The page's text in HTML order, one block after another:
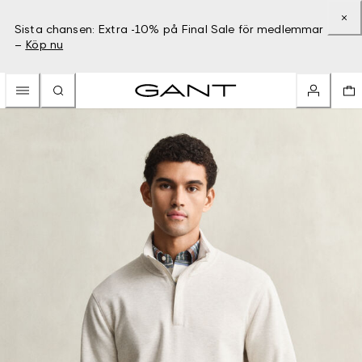
Sista chansen: Extra -10% på Final Sale för medlemmar
– Köp nu